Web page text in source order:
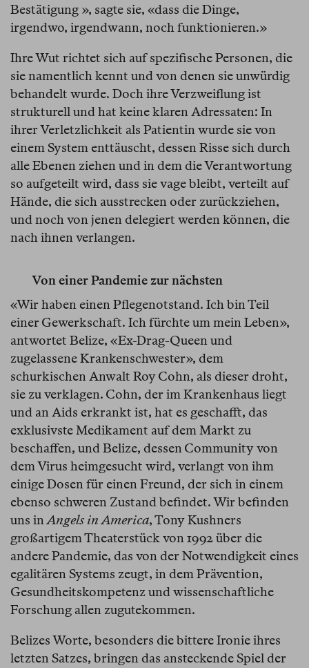
Bestätigung », sagte sie, «dass die Dinge,
irgendwo, irgendwann, noch funktionieren.»
Ihre Wut richtet sich auf spezifische Personen, die
sie namentlich kennt und von denen sie unwürdig
behandelt wurde. Doch ihre Verzweiflung ist
strukturell und hat keine klaren Adressaten: In
ihrer Verletzlichkeit als Patientin wurde sie von
einem System enttäuscht, dessen Risse sich durch
alle Ebenen ziehen und in dem die Verantwortung
so aufgeteilt wird, dass sie vage bleibt, verteilt auf
Hände, die sich ausstrecken oder zurückziehen,
und noch von jenen delegiert werden können, die
nach ihnen verlangen.
Von einer Pandemie zur nächsten
«Wir haben einen Pflegenotstand. Ich bin Teil
einer Gewerkschaft. Ich fürchte um mein Leben»,
antwortet Belize, «Ex-Drag-Queen und
zugelassene Krankenschwester», dem
schurkischen Anwalt Roy Cohn, als dieser droht,
sie zu verklagen. Cohn, der im Krankenhaus liegt
und an Aids erkrankt ist, hat es geschafft, das
exklusivste Medikament auf dem Markt zu
beschaffen, und Belize, dessen Community von
dem Virus heimgesucht wird, verlangt von ihm
einige Dosen für einen Freund, der sich in einem
ebenso schweren Zustand befindet. Wir befinden
uns inAngels in America, Tony Kushners
großartigem Theaterstück von 1992 über die
andere Pandemie, das von der Notwendigkeit eines
egalitären Systems zeugt, in dem Prävention,
Gesundheitskompetenz und wissenschaftliche
Forschung allen zugutekommen.
Belizes Worte, besonders die bittere Ironie ihres
letzten Satzes, bringen das ansteckende Spiel der